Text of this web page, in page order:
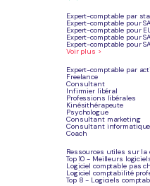
Expert-comptable par
Expert-comptable pour
Expert-comptable pour
Expert-comptable pour
Expert-comptable pour
Voir plus >
Expert-comptable par
Freelance
Consultant
Infirmier libéral
Professions libérales
Kinésithérapeute
Psychologue
Consultant marketing
Consultant informatique
Coach
Ressources utiles sur la
Top 10 - Meilleurs
Logiciel comptable pas
Logiciel comptabilité
Top 8 - Logiciels